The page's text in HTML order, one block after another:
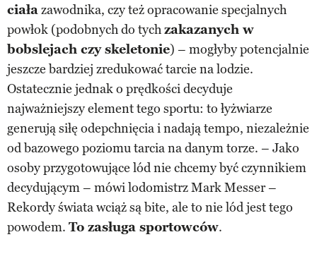
ciałazawodnika, czy też opracowanie specjalnych
powłok (podobnych do tychzakazanych w
bobslejach czy skeletonie) – mogłyby potencjalnie
jeszcze bardziej zredukować tarcie na lodzie.
Ostatecznie jednak o prędkości decyduje
najważniejszy element tego sportu: to łyżwiarze
generują siłę odepchnięcia i nadają tempo, niezależnie
od bazowego poziomu tarcia na danym torze. – Jako
osoby przygotowujące lód nie chcemy być czynnikiem
decydującym – mówi lodomistrz Mark Messer –
Rekordy świata wciąż są bite, ale to nie lód jest tego
powodem. To zasługa sportowców.